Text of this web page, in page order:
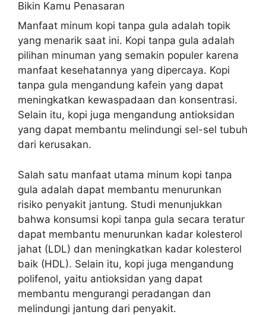
Manfaat minum kopi tanpa gula adalah topik
yang menarik saat ini. Kopi tanpa gula adalah
pilihan minuman yang semakin populer karena
manfaat kesehatannya yang dipercaya. Kopi
tanpa gula mengandung kafein yang dapat
meningkatkan kewaspadaan dan konsentrasi.
Selain itu, kopi juga mengandung antioksidan
yang dapat membantu melindungi sel-sel tubuh
dari kerusakan.
Salah satu manfaat utama minum kopi tanpa
gula adalah dapat membantu menurunkan
risiko penyakit jantung. Studi menunjukkan
bahwa konsumsi kopi tanpa gula secara teratur
dapat membantu menurunkan kadar kolesterol
jahat (LDL) dan meningkatkan kadar kolesterol
baik (HDL). Selain itu, kopi juga mengandung
polifenol, yaitu antioksidan yang dapat
membantu mengurangi peradangan dan
melindungi jantung dari penyakit.